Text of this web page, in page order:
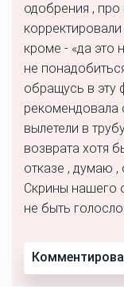
одобрения ,
кроме - «да это
не
обращусь в эту
рекомендовала
вылетели в
возврата хотя
отказе , думаю
Скрины нашего
не быть